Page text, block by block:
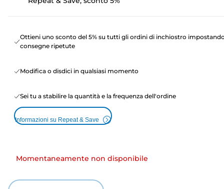
Ottieni uno sconto del 5% su tutti gli ordini di inchiostro
consegne ripetute
Modifica o disdici in qualsiasi momento
Sei tu a stabilire la quantità e la frequenza dell'ordine
Informazioni su Repeat & Save
Momentaneamente non disponibile